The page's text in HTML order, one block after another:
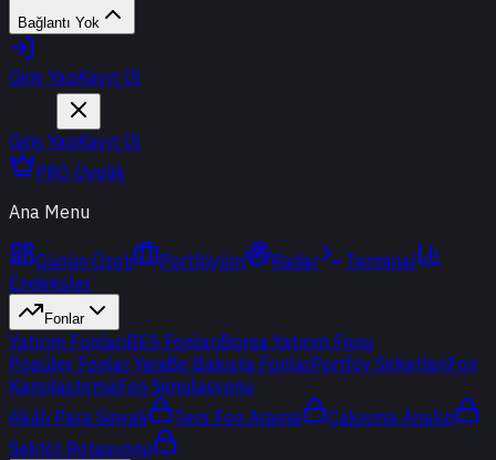
Bağlantı Yok
Giriş YapKayıt Ol
Giriş YapKayıt Ol
PRO Üyelik
Ana Menu
Günün Özeti Portföyüm Radar
Terminal
Endeksler
Fonlar
Yatırım FonlarıBES FonlarıBorsa Yatırım Fonu
Popüler Fonlar YeniBir Bakışta FonlarPortföy ŞirketleriFon
KarşılaştırmaFon Simülasyonu
Akıllı Para Sinyali
Ters Fon Arama
Çakışma Analizi
Sektör Rotasyonu